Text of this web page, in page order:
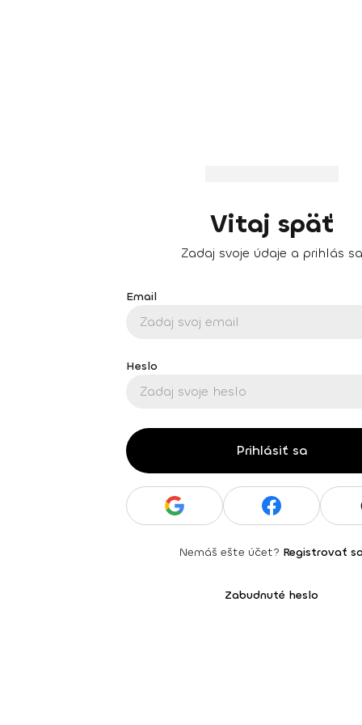
Vitaj späť
Zadaj svoje údaje a prihlás sa
Email
Heslo
Prihlásiť sa
Nemáš ešte účet? Registrovať
Zabudnuté heslo